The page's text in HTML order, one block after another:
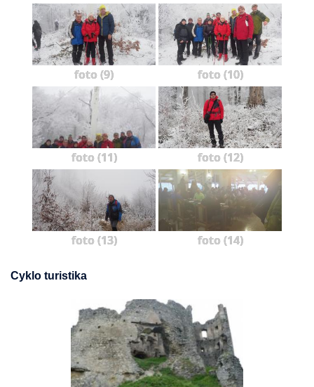
foto (9) foto (10)
foto (11) foto (12)
foto (13) foto (14)
Cyklo turistika